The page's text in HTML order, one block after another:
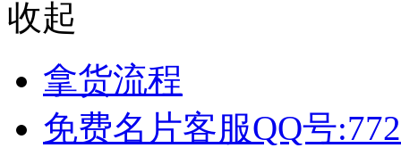
收起
拿货流程
免费名片客服QQ号